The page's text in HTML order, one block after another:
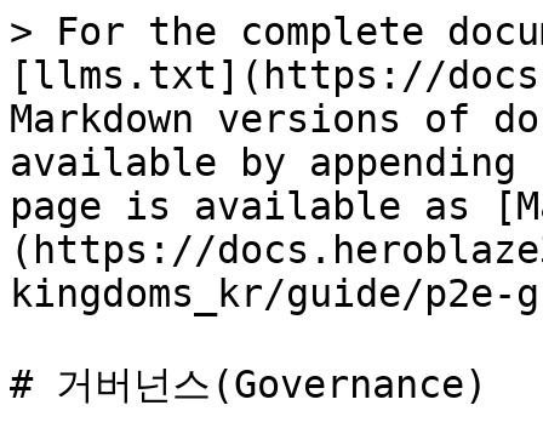
> For the complete
[llms.txt](https://
Markdown versions of
available by
page is available as
(https://
kingdoms_kr/guide/p2e-
# 거버넌스(Governance)